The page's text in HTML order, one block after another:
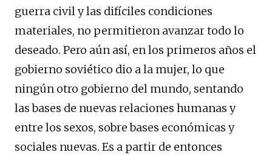
guerra civil y las difíciles condiciones
materiales, no permitieron avanzar todo lo
deseado. Pero aún así, en los primeros años el
gobierno soviético dio a la mujer, lo que
ningún otro gobierno del mundo, sentando
las bases de nuevas relaciones humanas y
entre los sexos, sobre bases económicas y
sociales nuevas. Es a partir de entonces